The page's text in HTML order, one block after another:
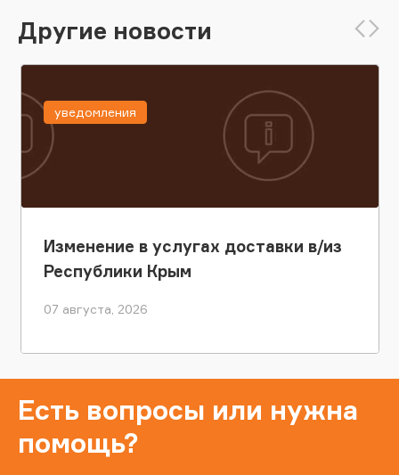
Другие новости
Изменение в услугах доставки в/из
Республики Крым
07 августа, 2026
уведомления
Есть вопросы или нужна
помощь?